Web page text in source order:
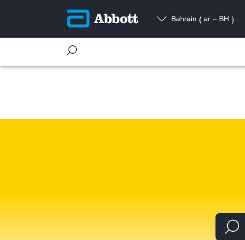
Bahrain ( ar - BH )